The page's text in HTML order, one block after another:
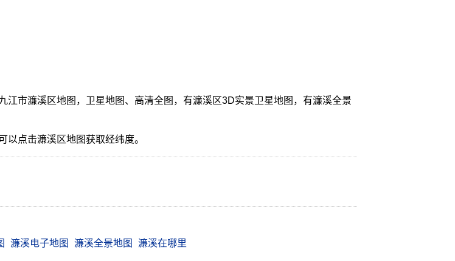
江市濂溪区地图，卫星地图、高清全图，有濂溪区3D实景卫星地图，有濂溪全景
以点击濂溪区地图获取经纬度。
濂溪电子地图 濂溪全景地图 濂溪在哪里